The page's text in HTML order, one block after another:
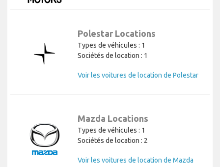
Polestar Locations
Types de véhicules : 1
Sociétés de location : 1
Voir les voitures de location de Polestar
Mazda Locations
Types de véhicules : 1
Sociétés de location : 2
Voir les voitures de location de Mazda